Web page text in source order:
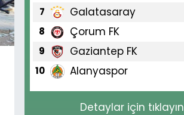
7 Galatasaray
8 Çorum FK
9 Gaziantep FK
10 Alanyaspor
Detaylar için tıklayın